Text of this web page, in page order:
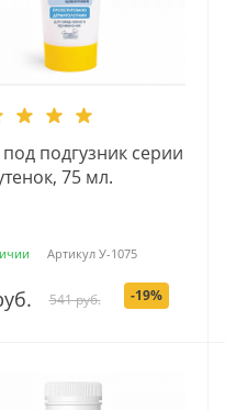
подгузник серии
75 мл.
Артикул У-1075
541 руб. -19%